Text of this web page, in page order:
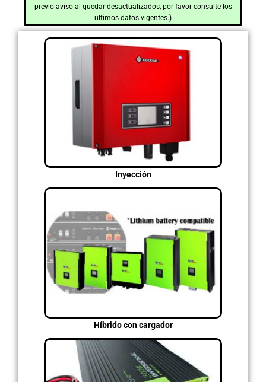
previo aviso al quedar desactualizados, por favor consulte los
ultimos datos vigentes.)
Inyección
Híbrido con cargador